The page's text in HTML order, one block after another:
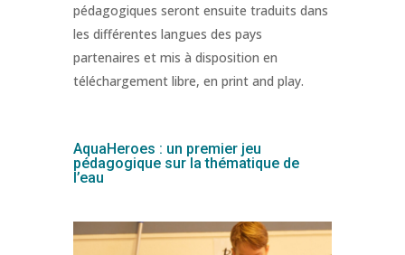
pédagogiques seront ensuite traduits dans
les différentes langues des pays
partenaires et mis à disposition en
téléchargement libre, en print and play.
AquaHeroes : un premier jeu
pédagogique sur la thématique de
l’eau